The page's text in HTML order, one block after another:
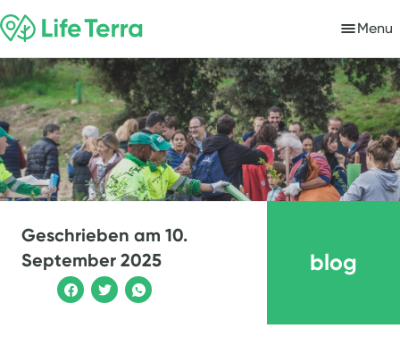
Menu
Geschrieben am 10.
September 2025
blog